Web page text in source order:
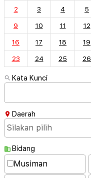
2 3 4 5
9 10 11 12
16 17 18 19
23 24 25 26
Kata Kunci
Daerah
Bidang
Musiman